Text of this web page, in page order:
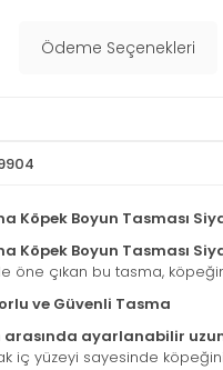
Ödeme Seçenekleri
Köpek Boyun Tasması
Köpek Boyun Tasması
öne çıkan bu tasma,
ve Güvenli Tasma
arasında ayarlanabilir
iç yüzeyi sayesinde